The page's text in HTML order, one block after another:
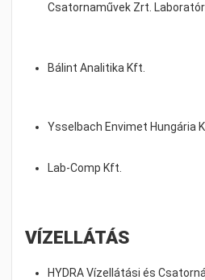
Csatornaművek Zrt.
Bálint Analitika Kft.
Ysselbach Envimet Hungária
Lab-Comp Kft.
VÍZELLÁTÁS
HYDRA Vízellátási és